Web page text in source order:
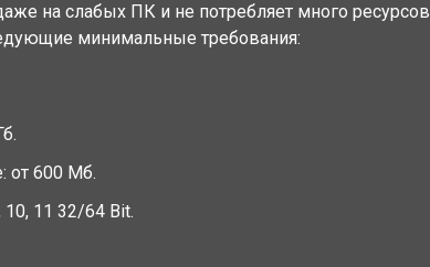
на слабых ПК и не потребляет много ресурсов
минимальные требования:
от 600 Мб.
11 32/64 Bit.